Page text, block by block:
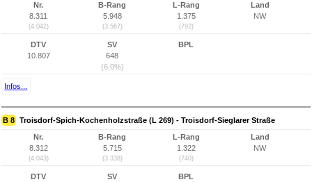
Nr.
8.311
(4.042)
B-Rang
5.948
(3.567)
L-Rang
1.375
(792)
Land
NW
DTV
10.807
SV
648
(6,0%)
BPL
Infos...
B 8 Troisdorf-Spich-Kochenholzstraße (L 269) - Troisdorf-Sieglarer Straße
Nr.
8.312
(4.043)
B-Rang
5.715
(3.338)
L-Rang
1.322
(740)
Land
NW
DTV
SV
BPL